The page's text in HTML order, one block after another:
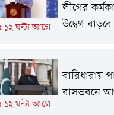
১২ ঘন্টা আগে
লীগের
উদ্বেগ বাড়বে
১২ ঘন্টা আগে
বারিধারায়
বাসভবনে